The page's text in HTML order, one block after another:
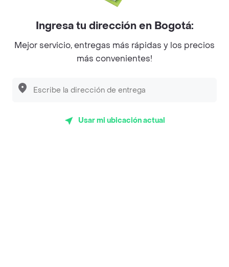
Myriam Camhi Co
Magnifique
Desayunadero de la 42
Sopitas y Frijoladas
Ingresa tu dirección en Bogotá:
Mejor servicio, entregas más rápidas y los precios
más convenientes!
Usar mi ubicación actual